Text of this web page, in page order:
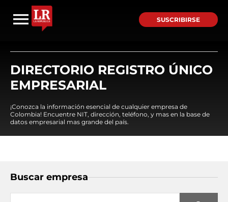
SUSCRIBIRSE
DIRECTORIO REGISTRO ÚNICO
EMPRESARIAL
¡Conozca la información esencial de cualquier empresa de
Colombia! Encuentre NIT, dirección, teléfono, y mas en la base de
datos empresarial mas grande del país.
Buscar empresa